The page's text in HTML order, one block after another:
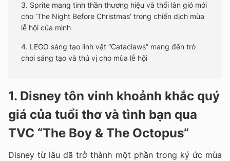
3. Sprite mang tinh thần thương hiệu và thổi làn gió mới
cho ‘The Night Before Christmas’ trong chiến dịch mùa
lễ hội của mình
4. LEGO sáng tạo linh vật “Cataclaws” mang đến trò
chơi sáng tạo và thú vị cho mùa lễ hội
1. Disney tôn vinh khoảnh khắc quý
giá của tuổi thơ và tình bạn qua
TVC “The Boy & The Octopus”
Disney từ lâu đã trở thành một phần trong ký ức mùa